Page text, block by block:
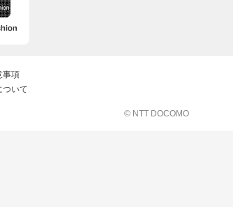
事項
ついて
© NTT DOCOMO